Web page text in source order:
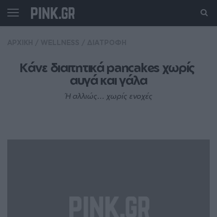
Κάνε διαιτητικά pancakes χωρίς
αυγά και γάλα
Ή αλλιώς... χωρίς ενοχές